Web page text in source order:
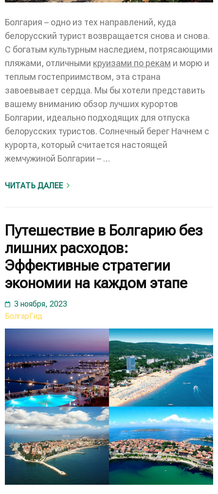
Болгария – одно из тех направлений, куда
белорусский турист возвращается снова и снова.
С богатым культурным наследием, потрясающими
пляжами, отличными круизами по рекам и морю и
теплым гостеприимством, эта страна
завоевывает сердца. Мы бы хотели представить
вашему вниманию обзор лучших курортов
Болгарии, идеально подходящих для отпуска
белорусских туристов. Солнечный берег Начнем с
курорта, который считается настоящей
жемчужиной Болгарии – …
ЧИТАТЬ ДАЛЕЕ
Путешествие в Болгарию без
лишних расходов:
Эффективные стратегии
экономии на каждом этапе
3 ноября, 2023
БолгарГид